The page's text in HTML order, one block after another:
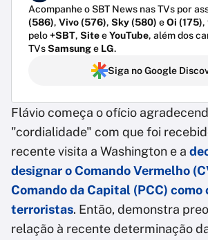
Acompanhe o SBT News nas TVs por
(586), Vivo (576), Sky (580) eOi (175),
pelo+SBT, SiteeYouTube, além dos
TVsSamsunge LG.
Siga no Google
Flávio começa o ofício
"cordialidade" com que foi
recente visita a Washington e a
designar o Comando Vermelho
Comando da Capital (PCC) como
terroristas. Então, demonstra
relação à recente determinação